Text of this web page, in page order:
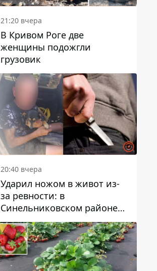
21:20 вчера
В Кривом Роге две
женщины подожгли
грузовик
20:40 вчера
Ударил ножом в живот из-
за ревности: в
Синельниковском районе
задержали 49-летнего
мужчину за убийство